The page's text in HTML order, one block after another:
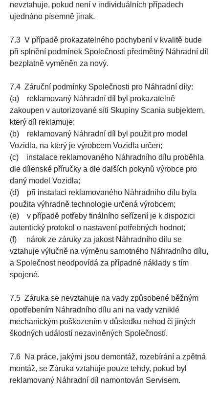
nevztahuje, pokud není v individuálních případech
ujednáno písemně jinak.
7.3 V případě prokazatelného pochybení v kvalitě bude
při splnění podmínek Společnosti předmětný Náhradní díl
bezplatně vyměněn za nový.
7.4 Záruční podmínky Společnosti pro Náhradní díly:
(a) reklamovaný Náhradní díl byl prokazatelně
zakoupen v autorizované síti Skupiny Scania subjektem,
který díl reklamuje;
(b) reklamovaný Náhradní díl byl použit pro model
Vozidla, na který je výrobcem Vozidla určen;
(c) instalace reklamovaného Náhradního dílu proběhla
dle dílenské příručky a dle dalších pokynů výrobce pro
daný model Vozidla;
(d) při instalaci reklamovaného Náhradního dílu byla
použita výhradně technologie určená výrobcem;
(e) v případě potřeby finálního seřízení je k dispozici
autentický protokol o nastavení potřebných hodnot;
(f) nárok ze záruky za jakost Náhradního dílu se
vztahuje výlučně na výměnu samotného Náhradního dílu,
a Společnost neodpovídá za případné náklady s tím
spojené.
7.5 Záruka se nevztahuje na vady způsobené běžným
opotřebením Náhradního dílu ani na vady vzniklé
mechanickým poškozením v důsledku nehod či jiných
škodných událostí nezaviněných Společností.
7.6 Na práce, jakými jsou demontáž, rozebírání a zpětná
montáž, se Záruka vztahuje pouze tehdy, pokud byl
reklamovaný Náhradní díl namontován Servisem.